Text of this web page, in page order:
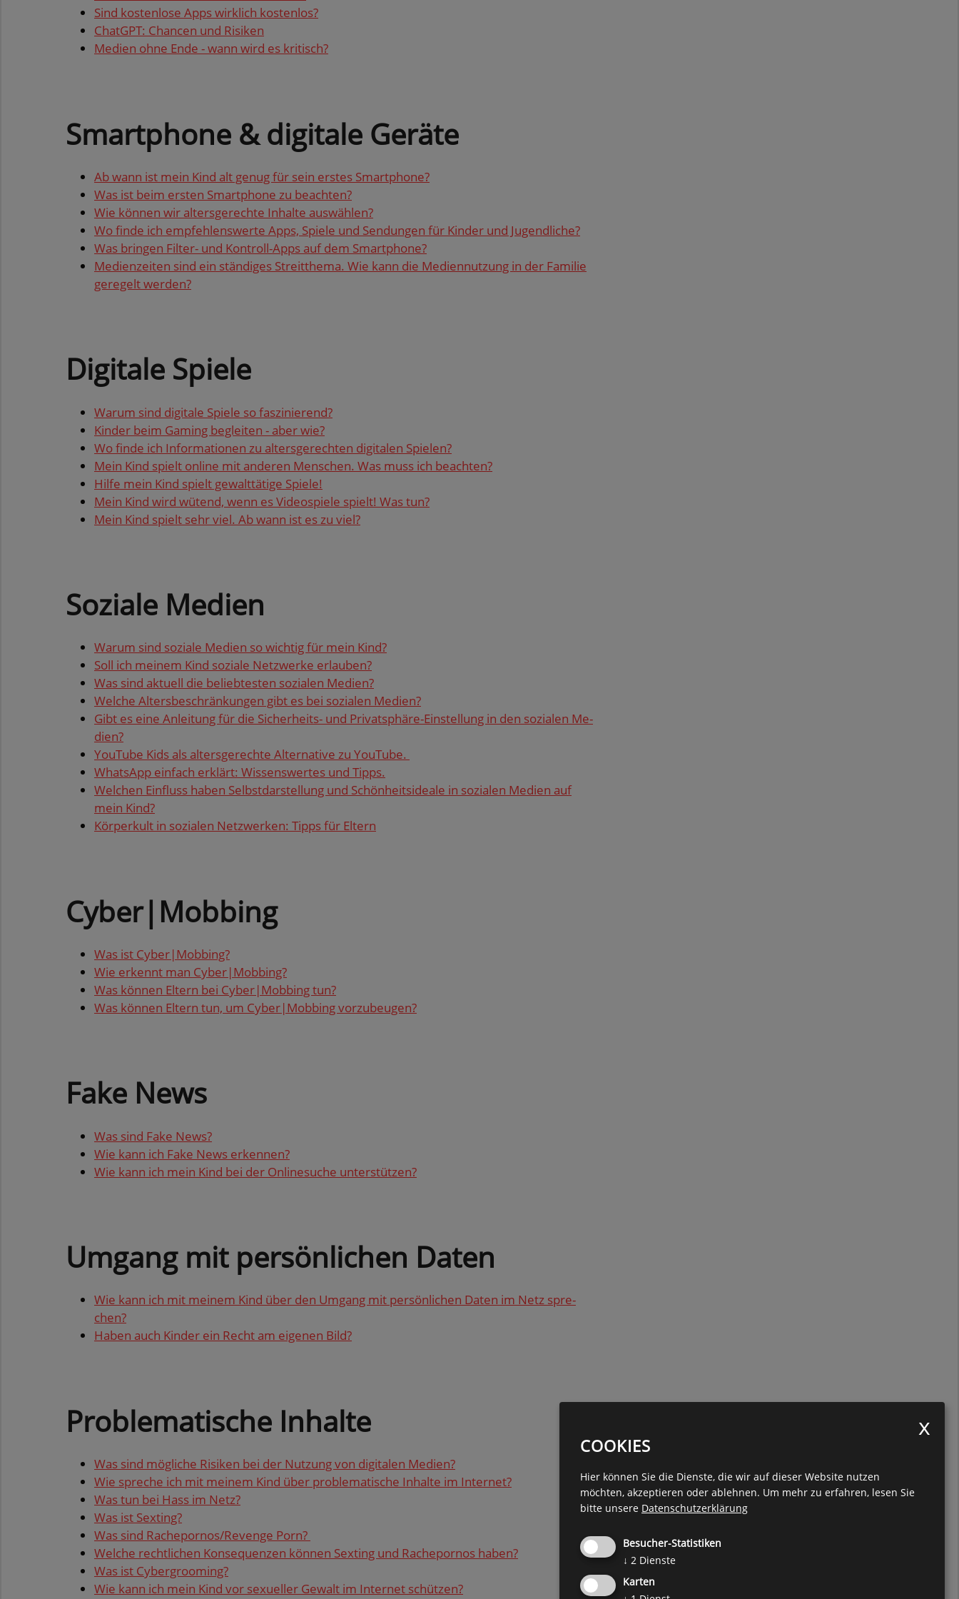
Sind kos­ten­lo­se Apps wirk­lich kos­ten­los?
ChatGPT: Chan­cen und Ri­si­ken
Me­di­en ohne Ende - wann wird es kri­tisch?
Smart­pho­ne & di­gi­ta­le Ge­rä­te
Ab wann ist mein Kind alt genug für sein ers­tes Smart­pho­ne?
Was ist beim ers­ten Smart­pho­ne zu be­ach­ten?
Wie kön­nen wir al­ters­ge­rech­te In­hal­te aus­wäh­len?
Wo finde ich emp­feh­lens­wer­te Apps, Spie­le und Sen­dun­gen für Kin­der und Ju­gend­li­che?
Was brin­gen Fil­ter- und Kon­troll-Apps auf dem Smart­pho­ne?
Me­di­en­zei­ten sind ein stän­di­ges Streit­the­ma. Wie kann die Me­di­en­nut­zung in der Fa­mi­lie
ge­re­gelt wer­den?
Di­gi­ta­le Spie­le
Warum sind di­gi­ta­le Spie­le so fas­zi­nie­rend?
Kin­der beim Ga­ming be­glei­ten - aber wie?
Wo finde ich In­for­ma­tio­nen zu al­ters­ge­rech­ten di­gi­ta­len Spie­len?
Mein Kind spielt on­line mit an­de­ren Men­schen. Was muss ich be­ach­ten?
Hilfe mein Kind spielt ge­walt­tä­ti­ge Spie­le!
Mein Kind wird wü­tend, wenn es Vi­deo­spie­le spielt! Was tun?
Mein Kind spielt sehr viel. Ab wann ist es zu viel?
So­zia­le Me­di­en
Warum sind so­zia­le Me­di­en so wich­tig für mein Kind?
Soll ich mei­nem Kind so­zia­le Netz­wer­ke er­lau­ben?
Was sind ak­tu­ell die be­lieb­tes­ten so­zia­len Me­di­en?
Wel­che Al­ters­be­schrän­kun­gen gibt es bei so­zia­len Me­di­en?
Gibt es eine An­lei­tung für die Si­cher­heits- und Pri­vat­sphä­re-Ein­stel­lung in den so­zia­len Me­
di­en?
You­Tube Kids als al­ters­ge­rech­te Al­ter­na­ti­ve zu You­Tube.
Whats­App ein­fach er­klärt: Wis­sens­wer­tes und Tipps.
Wel­chen Ein­fluss haben Selbst­dar­stel­lung und Schön­heits­idea­le in so­zia­len Me­di­en auf
mein Kind?
Kör­per­kult in so­zia­len Netz­wer­ken: Tipps für El­tern
Cyber|Mob­bing
Was ist Cyber|Mob­bing?
Wie er­kennt man Cyber|Mob­bing?
Was kön­nen El­tern bei Cyber|Mob­bing tun?
Was kön­nen El­tern tun, um Cyber|Mob­bing vor­zu­beu­gen?
Fake News
Was sind Fake News?
Wie kann ich Fake News er­ken­nen?
Wie kann ich mein Kind bei der On­line­su­che un­ter­stüt­zen?
Um­gang mit per­sön­li­chen Daten
Wie kann ich mit mei­nem Kind über den Um­gang mit per­sön­li­chen Daten im Netz spre­
chen?
Haben auch Kin­der ein Recht am ei­ge­nen Bild?
Pro­ble­ma­ti­sche In­hal­te
Was sind mög­li­che Ri­si­ken bei der Nut­zung von di­gi­ta­len Me­di­en?
Wie spre­che ich mit mei­nem Kind über pro­ble­ma­ti­sche In­hal­te im In­ter­net?
Was tun bei Hass im Netz?
Was ist Sex­ting?
Was sind Rache­por­nos/Re­ven­ge Porn?
Wel­che recht­li­chen Kon­se­quen­zen kön­nen Sex­ting und Rache­por­nos haben?
Was ist Cy­ber­groo­ming?
Wie kann ich mein Kind vor se­xu­el­ler Ge­walt im In­ter­net schüt­zen?
COOKIES
Hier können Sie die Dienste, die wir auf dieser Website nutzen
möchten, akzeptieren oder ablehnen. Um mehr zu erfahren, lesen Sie
bitte unsere Datenschutzerklärung
Besucher-Statistiken
↓ 2 Dienste
Karten